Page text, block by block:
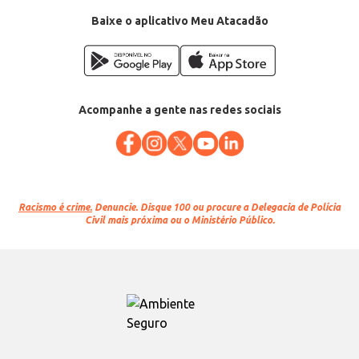
Baixe o aplicativo Meu Atacadão
Acompanhe a gente nas redes sociais
Racismo é crime. Denuncie. Disque 100 ou procure a Delegacia de Polícia
Civil mais próxima ou o Ministério Público.